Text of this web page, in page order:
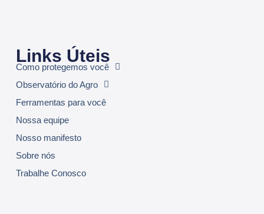
Links Úteis
Como protegemos você
Observatório do Agro
Ferramentas para você
Nossa equipe
Nosso manifesto
Sobre nós
Trabalhe Conosco